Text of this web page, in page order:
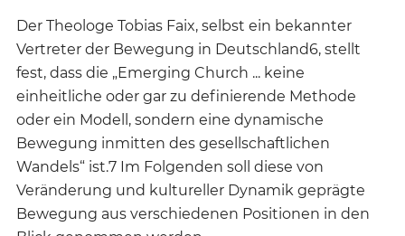
Der Theologe Tobias Faix, selbst ein bekannter
Vertreter der Bewegung in Deutschland6, stellt
fest, dass die „Emerging Church ... keine
einheitliche oder gar zu definierende Methode
oder ein Modell, sondern eine dynamische
Bewegung inmitten des gesellschaftlichen
Wandels“ ist.7 Im Folgenden soll diese von
Veränderung und kultureller Dynamik geprägte
Bewegung aus verschiedenen Positionen in den